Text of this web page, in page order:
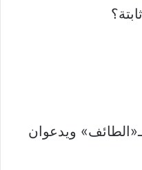
ويدعوان